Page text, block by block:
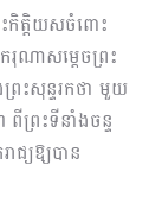
ះកិត្តិយសចំពោះ
រុណាសម្ដេចព្រះ
រះសុន្ទរកថា មួយ
ព្រះទីនាំងចន្ទ
ជ្យឱ្យបាន